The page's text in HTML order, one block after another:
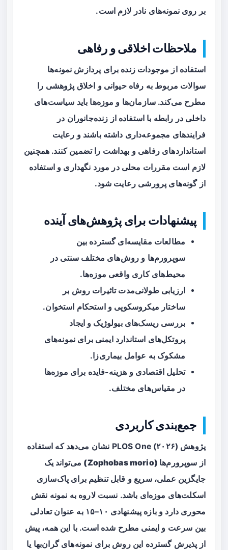
بر روی نمونه‌های نادر لازم است.
ملاحظات اخلاقی و رفاهی
استفاده از موجودات زنده برای پردازش نمونه‌ها
سوالات مربوط به رفاه حیوانی و اخلاق پژوهشی را
مطرح می‌کند. سازمان‌ها و موزه‌ها باید سیاست‌های
داخلی در رابطه با استفاده از زنده‌جانوران در
فرایندهای مجموعه‌داری داشته باشند و رعایت
استانداردهای رفاهی و بهداشت را تضمین کنند. همچنین
لازم است مقررات محلی در مورد نگهداری و استفاده
از گونه‌های پرورشی رعایت شود.
پیشنهادات برای پژوهش‌های آینده
مطالعات مقایسه‌ای گسترده بین
سوپرورم‌ها و روش‌های مختلف سنتی در
محیط‌های کاری واقعی موزه‌ها.
ارزیابی طولانی‌مدت تاثیرات روش بر
ساختار میکروسکوپی و استحکام استخوان.
بررسی ریسک‌های بیولوژیک و ایجاد
پروتکل‌های استاندارد ایمنی برای نمونه‌های
مشکوک به عوامل بیماری‌زا.
تحلیل اقتصادی و هزینه-فایده برای موزه‌ها
در مقیاس‌های مختلف.
جمع‌بندی کاربردی
پژوهش PLOS One (۲۰۲۶) نشان می‌دهد که استفاده
از سوپرورم‌ها (Zophobas morio)
می‌تواند یک
جایگزین عملی، سریع و قابل تنظیم برای پاک‌سازی
اسکلت‌های موزه‌ای باشد. نسبت لاروه به نمونه نقش
محوری دارد و بازه پیشنهادی ۱۰–۱۵ به عنوان تعادلی
بین سرعت و ایمنی مطرح شده است. با این همه، پیش
از پذیرش گسترده این روش برای نمونه‌های گران‌بها یا